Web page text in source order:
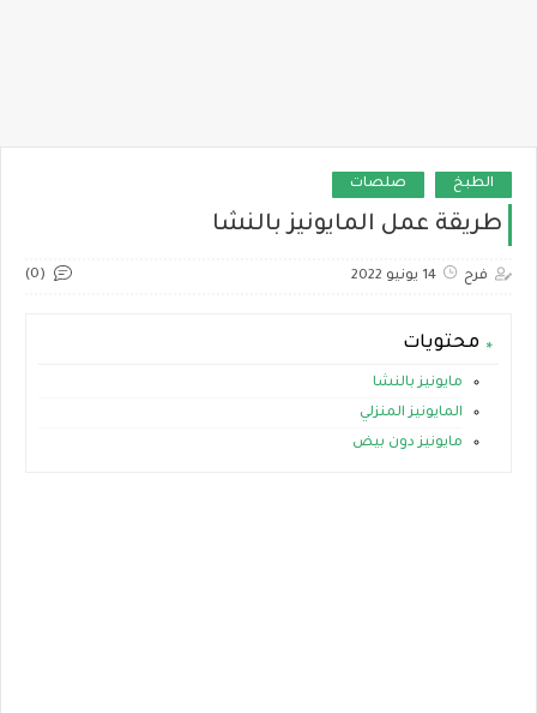
الطبخ صلصات
طريقة عمل المايونيز بالنشا
فرح 14 يونيو 2022 (0)
محتويات
مايونيز بالنشا
المايونيز المنزلي
مايونيز دون بيض